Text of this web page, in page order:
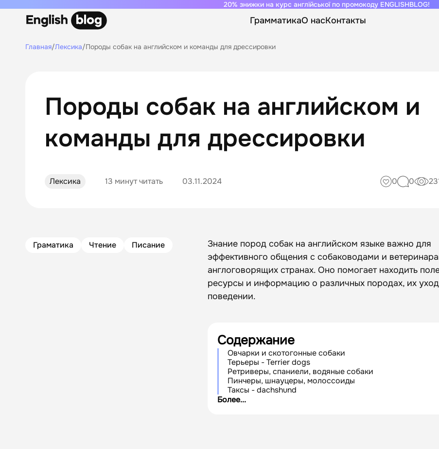
20% знижки на курс англійської по промокоду ENGLISHBLOG!
ГрамматикаО насКонтакты
Главная/Лексика/Породы собак на английском и команды для дрессировки
Породы собак на английском и
команды для дрессировки
Лексика 13 минут читать 03.11.2024 0 0
Граматика Чтение Писание
Знание пород собак на английском языке важно для
эффективного общения с собаководами и
англоговорящих странах. Оно помогает находить
ресурсы и информацию о различных породах, их
поведении.
Содержание
Овчарки и скотогонные собаки
Терьеры - Terrier dogs
Ретриверы, спаниели, водяные собаки
Пинчеры, шнауцеры, молоссоиды
Таксы - dachshund
Шпицы - spitz
Более...